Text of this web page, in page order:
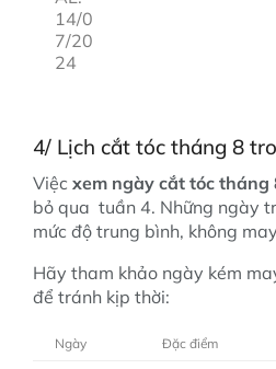
14/0
7/20
24
4/ Lịch cắt tóc tháng 8
Việc xem ngày cắt tóc tháng
bỏ qua tuần 4. Những ngày
mức độ trung bình, không
Hãy tham khảo ngày kém
để tránh kịp thời:
Ngày Đặc điểm